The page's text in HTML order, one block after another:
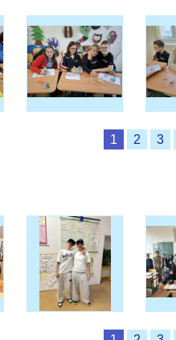
1 2 3